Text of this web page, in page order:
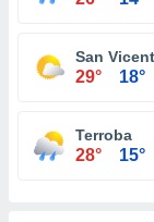
San
29° 18°
Terroba
28° 15°